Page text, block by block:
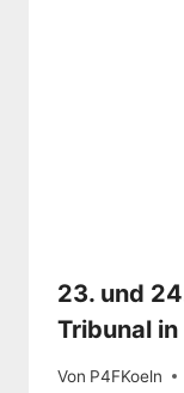
23. und
Tribunal
Von P4FKoeln